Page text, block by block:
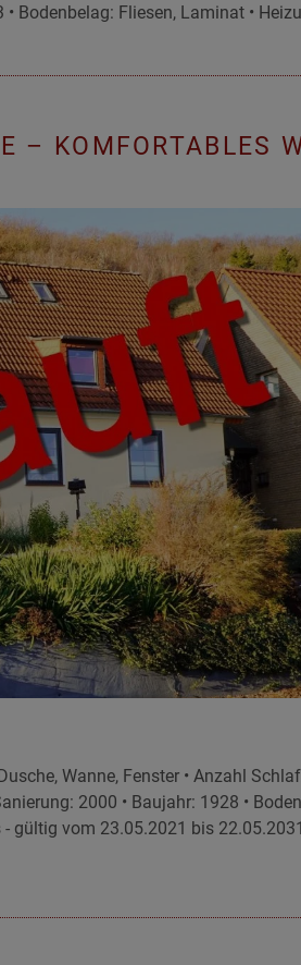
Bodenbelag: Fliesen, Laminat •
– KOMFORTABLES
Wanne, Fenster • Anzahl
2000 • Baujahr: 1928 •
vom 23.05.2021 bis